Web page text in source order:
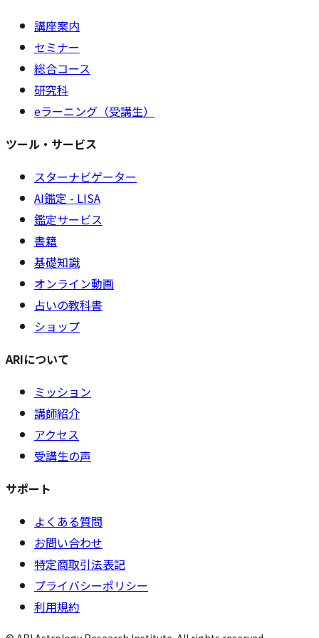
講座案内
セミナー
総合コース
研究科
eラーニング（受講生）
ツール・サービス
スターナビゲーター
AI鑑定 - LISA
鑑定サービス
書籍
基礎知識
オンライン動画
占いの教科書
ショップ
ARIについて
ミッション
講師紹介
アクセス
受講生の声
サポート
よくある質問
お問い合わせ
特定商取引法表記
プライバシーポリシー
利用規約